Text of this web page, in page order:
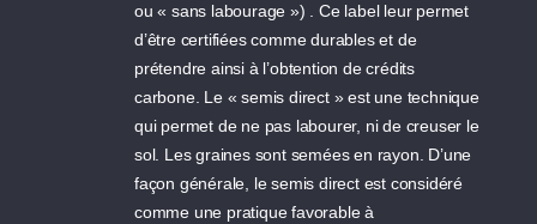
ou « sans labourage ») . Ce label leur permet
d’être certifiées comme durables et de
prétendre ainsi à l’obtention de crédits
carbone. Le « semis direct » est une technique
qui permet de ne pas labourer, ni de creuser le
sol. Les graines sont semées en rayon. D’une
façon générale, le semis direct est considéré
comme une pratique favorable à